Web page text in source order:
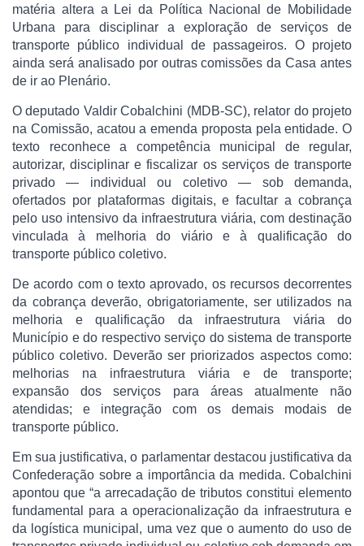
matéria altera a Lei da Política Nacional de Mobilidade
Urbana para disciplinar a exploração de serviços de
transporte público individual de passageiros. O projeto
ainda será analisado por outras comissões da Casa antes
de ir ao Plenário.
O deputado Valdir Cobalchini (MDB-SC), relator do projeto
na Comissão, acatou a emenda proposta pela entidade. O
texto reconhece a competência municipal de regular,
autorizar, disciplinar e fiscalizar os serviços de transporte
privado — individual ou coletivo — sob demanda,
ofertados por plataformas digitais, e facultar a cobrança
pelo uso intensivo da infraestrutura viária, com destinação
vinculada à melhoria do viário e à qualificação do
transporte público coletivo.
De acordo com o texto aprovado, os recursos decorrentes
da cobrança deverão, obrigatoriamente, ser utilizados na
melhoria e qualificação da infraestrutura viária do
Município e do respectivo serviço do sistema de transporte
público coletivo. Deverão ser priorizados aspectos como:
melhorias na infraestrutura viária e de transporte;
expansão dos serviços para áreas atualmente não
atendidas; e integração com os demais modais de
transporte público.
Em sua justificativa, o parlamentar destacou justificativa da
Confederação sobre a importância da medida. Cobalchini
apontou que “a arrecadação de tributos constitui elemento
fundamental para a operacionalização da infraestrutura e
da logística municipal, uma vez que o aumento do uso de